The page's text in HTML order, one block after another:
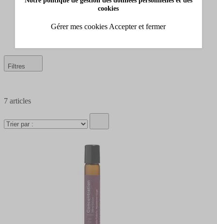
Parfum solide / roll-on
Filtres
7 articles
cookies
Gérer mes cookies Accepter et fermer